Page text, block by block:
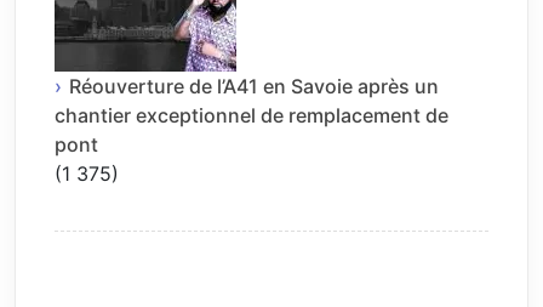
Réouverture de l’A41 en Savoie après un
chantier exceptionnel de remplacement de
pont
(1 375)